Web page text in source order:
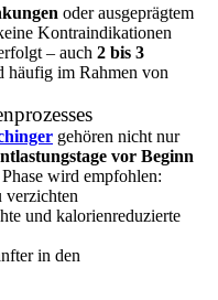
oder ausgeprägtem
Kontraindikationen
– auch 2 bis 3
häufig im Rahmen von
gehören nicht nur
vor Beginn
wird empfohlen:
und kalorienreduzierte
in den